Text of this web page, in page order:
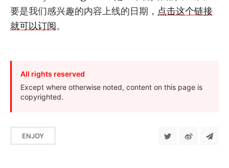
要是我们感兴趣的内容上线的日期， 点击这个链接
就可以订阅。
All rights reserved
Except where otherwise noted, content on this page is
copyrighted.
ENJOY